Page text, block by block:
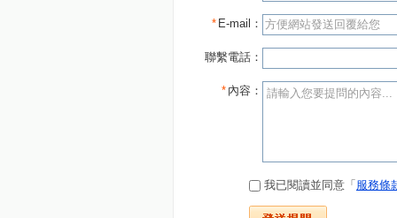
* E-mail：
聯繫電話：
* 內容：
我已閱讀並同意「 服務條